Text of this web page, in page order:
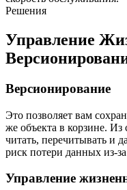
Решения
Управление
Версионирование
Это позволяет вам
же объекта в корзине.
читать, перечитывать и
риск потери данных из-
Управление